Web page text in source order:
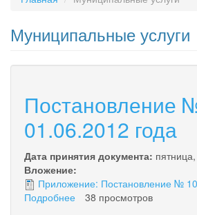
Муниципальные услуги
Постановление
01.06.2012 года
Дата принятия документа:
Вложение:
Приложение: Постановление №
Подробнее
38 просмотров